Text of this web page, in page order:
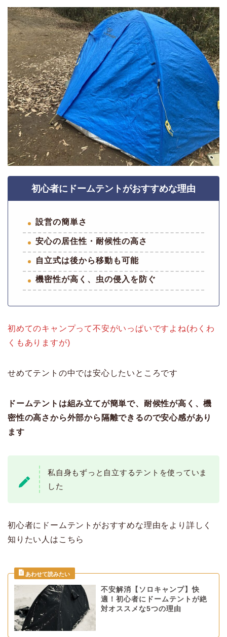
初心者にドームテントがおすすめな理由
設営の簡単さ
安心の居住性・耐候性の高さ
自立式は後から移動も可能
機密性が高く、虫の侵入を防ぐ
初めてのキャンプって不安がいっぱいですよね(わくわ
くもありますが)
せめてテントの中では安心したいところです
ドームテントは組み立てが簡単で、耐候性が高く、機
密性の高さから外部から隔離できるので安心感があり
ます
私自身もずっと自立するテントを使っていま
した
初心者にドームテントがおすすめな理由をより詳しく
知りたい人はこちら
不安解消【ソロキャンプ】快
適！初心者にドームテントが絶
対オススメな5つの理由